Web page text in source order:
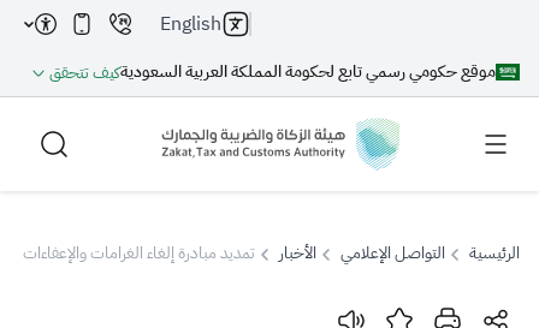
موقع حكومي رسمي تابع لحكومة المملكة العربية السعوديةكيف تتحقق
English
بحث
الرئيسية التواصل الإعلامي الأخبار تمديد مبادرة إلغاء الغرامات والإعفاءات المالية حتى